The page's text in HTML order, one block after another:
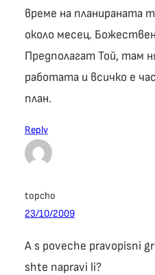
време на планираната
около месец.
Предполагат Той, там
работата и всичко е
план.
Reply
topcho
23/10/2009
A s poveche pravopisni
shte napravi li?